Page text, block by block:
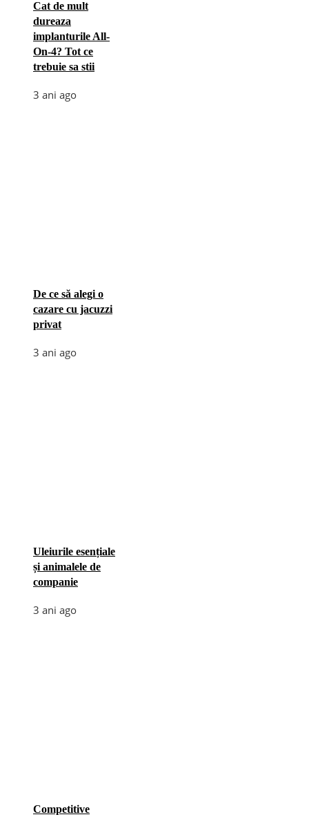
Cat de mult
dureaza
implanturile All-
On-4? Tot ce
trebuie sa stii
3 ani ago
De ce să alegi o
cazare cu jacuzzi
privat
3 ani ago
Uleiurile esențiale
și animalele de
companie
3 ani ago
Competitive